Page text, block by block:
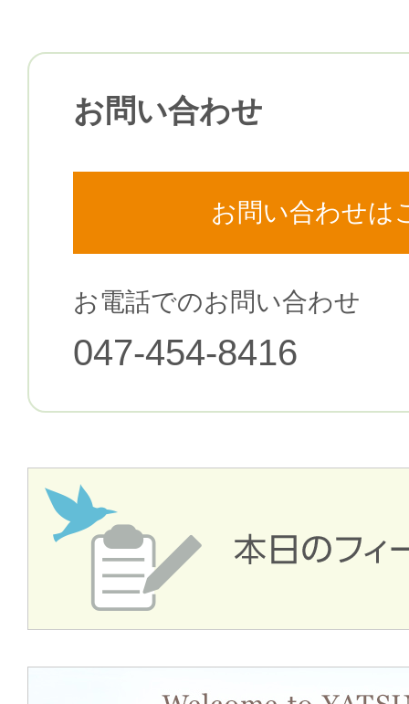
お問い合わせ
お問い合わせは
お電話でのお問い合わせ
047-454-8416